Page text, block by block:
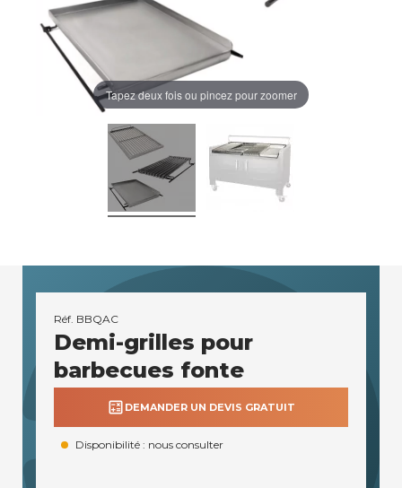
Tapez deux fois ou pincez pour zoomer
Réf. BBQAC
Demi-grilles pour
barbecues fonte
calculate DEMANDER UN DEVIS GRATUIT
Disponibilité : nous consulter